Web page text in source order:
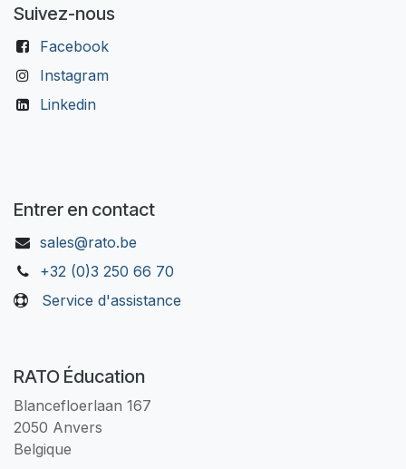
Suivez-nous
Facebook
Instagram
Linkedin
Entrer en contact
sales@rato.be
+32 (0)3 250 66 70
Service d'assistance
RATO Éducation
Blancefloerlaan 167
2050 Anvers
Belgique